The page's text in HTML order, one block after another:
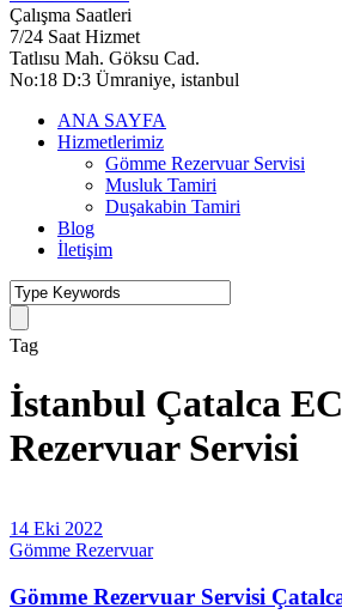
Çalışma Saatleri
7/24 Saat Hizmet
Tatlısu Mah. Göksu Cad.
No:18 D:3 Ümraniye, istanbul
ANA SAYFA
Hizmetlerimiz
Gömme Rezervuar Servisi
Musluk Tamiri
Duşakabin Tamiri
Blog
İletişim
Tag
İstanbul Çatalca
Rezervuar Servisi
14 Eki 2022
Gömme Rezervuar
Gömme Rezervuar Servisi